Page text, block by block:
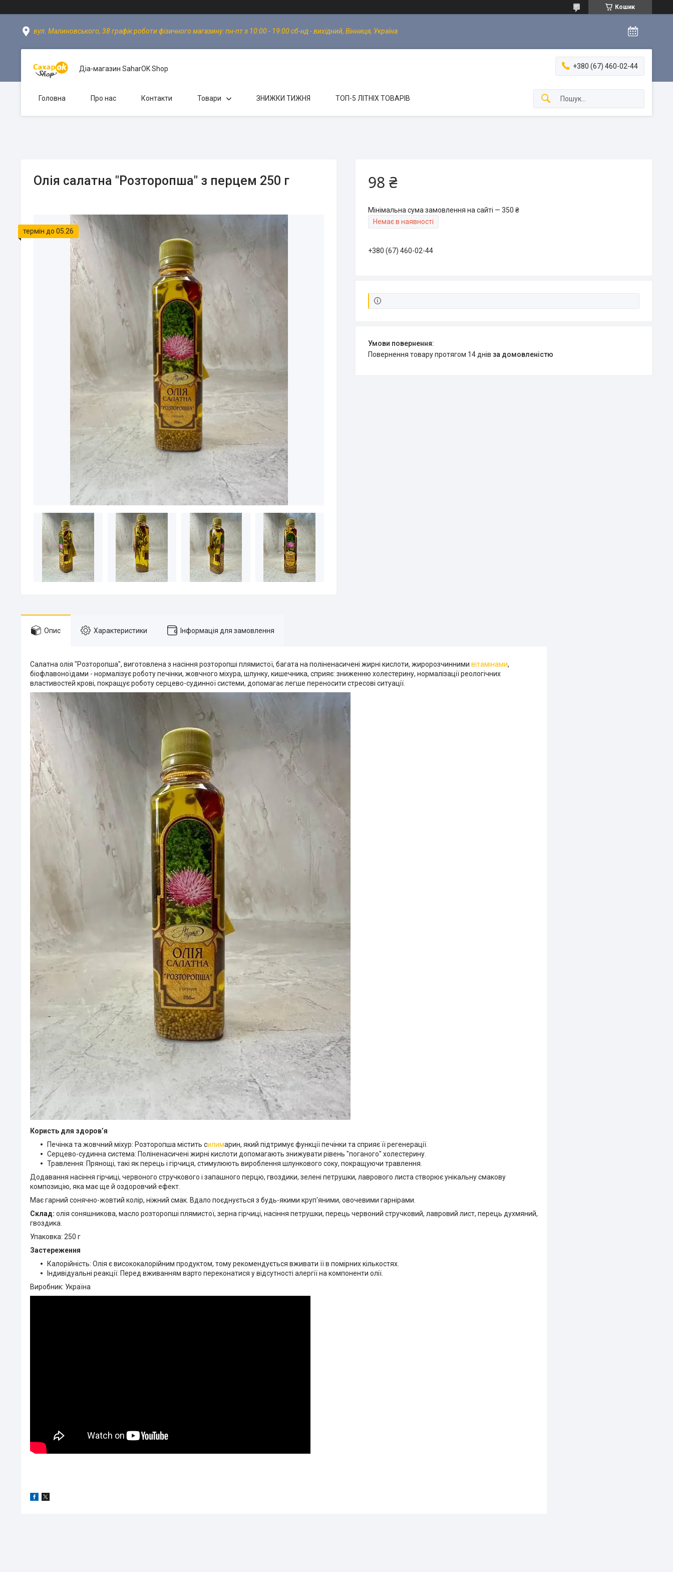
Кошик
вул. Малиновського, 38 графік роботи фізичного магазину: пн-пт з 10:00 - 19:00 сб-нд - вихідний, Вінниця, Україна
Діа-магазин SaharOK Shop +380 (67) 460-02-44
Головна Про нас Контакти Товари ЗНИЖКИ ТИЖНЯ ТОП-5 ЛІТНІХ ТОВАРІВ
Олія салатна "Розторопша" з перцем 250 г
термін до 05.26
98 ₴
Мінімальна сума замовлення на сайті — 350 ₴
Немає в наявності
+380 (67) 460-02-44
повернення товару протягом 14 днів за домовленістю
Опис Характеристики Інформація для замовлення
Салатна олія "Розторопша", виготовлена з насіння розторопші плямистої, багата на поліненасичені жирні кислоти, жиророзчинними вітамінами,
біофлавоноїдами - нормалізує роботу печінки, жовчного міхура, шлунку, кишечника, сприяє: зниженню холестерину, нормалізації реологічних
властивостей крові, покращує роботу серцево-судинної системи, допомагає легше переносити стресові ситуації.
Користь для здоров’я
Печінка та жовчний міхур: Розторопша містить силимарин, який підтримує функції печінки та сприяє її регенерації.
Серцево-судинна система: Поліненасичені жирні кислоти допомагають знижувати рівень "поганого" холестерину.
Травлення: Прянощі, такі як перець і гірчиця, стимулюють вироблення шлункового соку, покращуючи травлення.
Додавання насіння гірчиці, червоного стручкового і запашного перцю, гвоздики, зелені петрушки, лаврового листа створює унікальну смакову
композицію, яка має ще й оздоровчий ефект.
Має гарний сонячно-жовтий колір, ніжний смак. Вдало поєднується з будь-якими круп'яними, овочевими гарнірами.
Склад: олія соняшникова, масло розторопші плямистої, зерна гірчиці, насіння петрушки, перець червоний стручковий, лавровий лист, перець духмяний,
гвоздика.
Упаковка: 250 г
Застереження
Калорійність: Олія є висококалорійним продуктом, тому рекомендується вживати її в помірних кількостях.
Індивідуальні реакції: Перед вживанням варто переконатися у відсутності алергії на компоненти олії.
Виробник: Україна